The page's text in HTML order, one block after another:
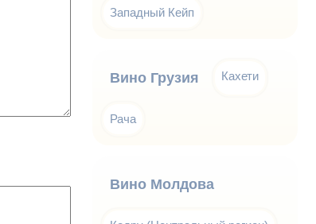
Западный Кейп
Вино Грузия Кахети
Рача
Вино Молдова